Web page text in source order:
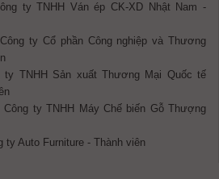
ty TNHH Ván ép CK-XD Nhật Nam -
ty Cổ phần Công nghiệp và Thương
ty TNHH Sản xuất Thương Mại Quốc tế
Công ty TNHH Máy Chế biến Gỗ Thượng
ty Auto Furniture - Thành viên